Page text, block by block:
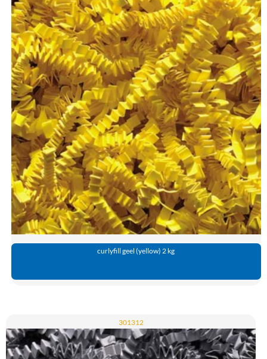
curlyfill geel (yellow) 2 kg
301312